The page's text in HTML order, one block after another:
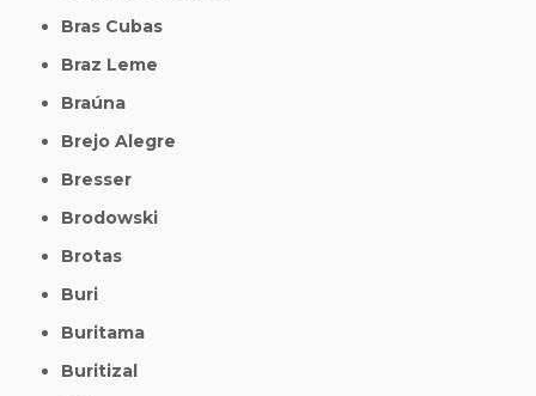
Bras Cubas
Braz Leme
Braúna
Brejo Alegre
Bresser
Brodowski
Brotas
Buri
Buritama
Buritizal